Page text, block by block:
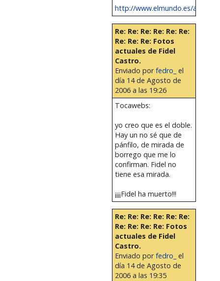
http://www.elmundo.es/
Re: Re: Re: Re: Re: Re:
Re: Re: Re: Fotos
actuales de Fidel
Castro.
Enviado porfedro_ el
día 14 de Agosto de
2006 a las 19:26
Tocawebs:
yo creo que es el doble.
Hay un no sé que de
pánfilo, de mirada de
borrego que me lo
confirman. Fidel no
tiene esa mirada.
¡¡¡¡Fidel ha muerto!!!
Re: Re: Re: Re: Re: Re:
Re: Re: Re: Re: Fotos
actuales de Fidel
Castro.
Enviado porfedro_ el
día 14 de Agosto de
2006 a las 19:35